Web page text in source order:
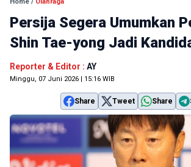
Persija Segera Umumkan
Shin Tae-yong Jadi
Reporter & Editor : AY
Minggu, 07 Juni 2026 | 15:16 WIB
Share Tweet Share